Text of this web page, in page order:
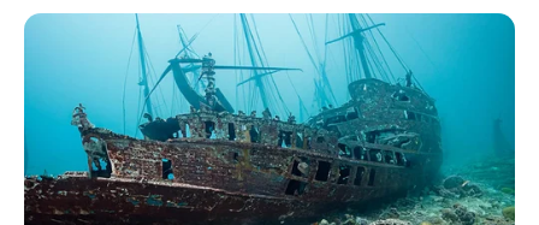
Documento compila diretrizes da Conferência para subsidiar os
planos de gestão do Governo Federal e garantir implementação do